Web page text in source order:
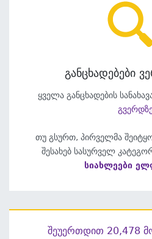
განცხადებები
ყველა განცხადების
თუ გსურთ, პირველმა
შესახებ სასურველ
სიახლეები
შეუერთდით 20,478